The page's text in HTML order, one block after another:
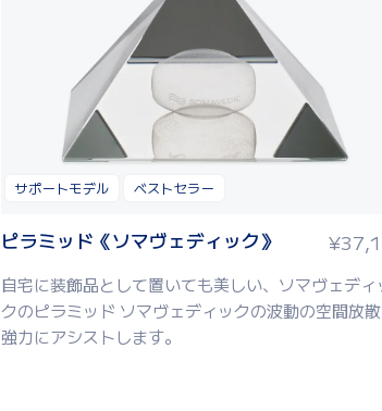
サポートモデル ベストセラー
ピラミッド《ソマヴェディック》 ¥
自宅に装飾品として置いても美しい、ソマヴェディ
クのピラミッド ソマヴェディックの波動の空間放
強力にアシストします。